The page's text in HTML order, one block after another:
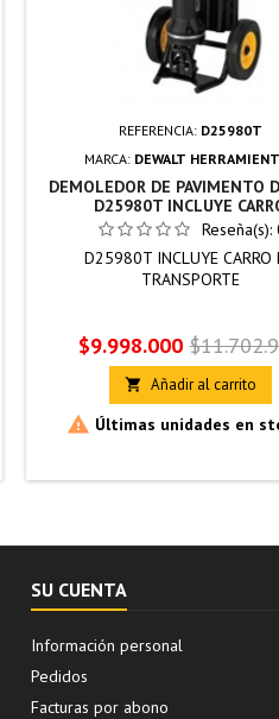
REFERENCIA: D25980T
MARCA: DEWALT
DEMOLEDOR DE PAVIMENTO
D25980T INCLUYE
Reseña(s):
D25980T INCLUYE CARRO
TRANSPORTE
Precio
$9.998.000 Precio
base
 Añadir al carrito
 Últimas unidades en
SU CUENTA
Información personal
Pedidos
Facturas por abono